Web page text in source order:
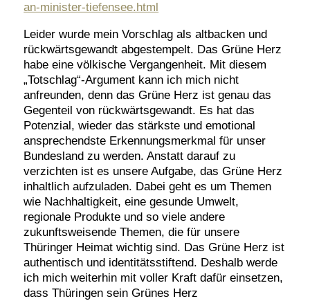
an-minister-tiefensee.html
Leider wurde mein Vorschlag als altbacken und
rückwärtsgewandt abgestempelt. Das Grüne Herz
habe eine völkische Vergangenheit. Mit diesem
„Totschlag“-Argument kann ich mich nicht
anfreunden, denn das Grüne Herz ist genau das
Gegenteil von rückwärtsgewandt. Es hat das
Potenzial, wieder das stärkste und emotional
ansprechendste Erkennungsmerkmal für unser
Bundesland zu werden. Anstatt darauf zu
verzichten ist es unsere Aufgabe, das Grüne Herz
inhaltlich aufzuladen. Dabei geht es um Themen
wie Nachhaltigkeit, eine gesunde Umwelt,
regionale Produkte und so viele andere
zukunftsweisende Themen, die für unsere
Thüringer Heimat wichtig sind. Das Grüne Herz ist
authentisch und identitätsstiftend. Deshalb werde
ich mich weiterhin mit voller Kraft dafür einsetzen,
dass Thüringen sein Grünes Herz